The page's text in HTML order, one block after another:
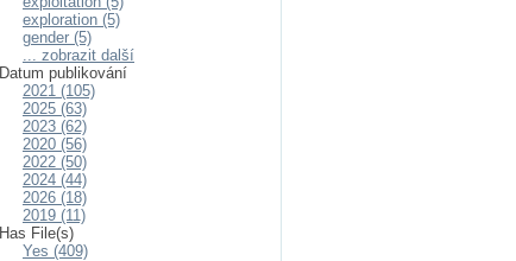
exploration (5)
gender (5)
... zobrazit další
Datum publikování
2021 (105)
2025 (63)
2023 (62)
2020 (56)
2022 (50)
2024 (44)
2026 (18)
2019 (11)
Has File(s)
Yes (409)